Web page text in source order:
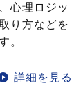
心理ロジッ
り方などを
。
詳細を見る